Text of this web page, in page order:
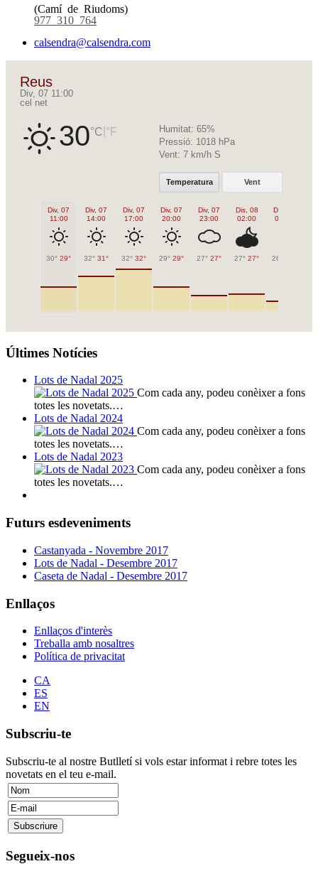
(Camí de Riudoms)
977 310 764
calsendra@calsendra.com
Reus
Div, 07 11:00
cel net
30°C °F Humitat: 65%
Pressió: 1018 hPa
Vent: 7 km/h S
Temperatura Vent
Div, 07
11:00
30° 29°
Div, 07
14:00
32° 31°
Div, 07
17:00
32° 32°
Div, 07
20:00
29° 29°
Div, 07
23:00
27° 27°
Dis, 08
02:00
27° 27°
Dis, 08
05:00
26°
Últimes Notícies
Lots de Nadal 2025
Com cada any, podeu conèixer a fons
totes les novetats.…
Lots de Nadal 2024
Com cada any, podeu conèixer a fons
totes les novetats.…
Lots de Nadal 2023
Com cada any, podeu conèixer a fons
totes les novetats.…
Futurs esdeveniments
Castanyada - Novembre 2017
Lots de Nadal - Desembre 2017
Caseta de Nadal - Desembre 2017
Enllaços
Enllaços d'interès
Treballa amb nosaltres
Política de privacitat
CA
ES
EN
Subscriu-te
Subscriu-te al nostre Butlletí si vols estar informat i rebre totes les
novetats en el teu e-mail.
Segueix-nos